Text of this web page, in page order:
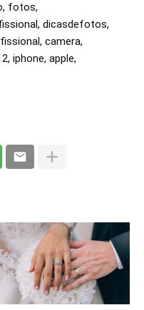
fotos,
dicasdefotos,
camera,
iphone, apple,